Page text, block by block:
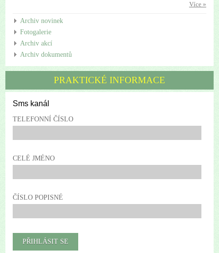
Více »
Archiv novinek
Fotogalerie
Archiv akcí
Archiv dokumentů
PRAKTICKÉ INFORMACE
Sms kanál
TELEFONNÍ ČÍSLO
CELÉ JMÉNO
ČÍSLO POPISNÉ